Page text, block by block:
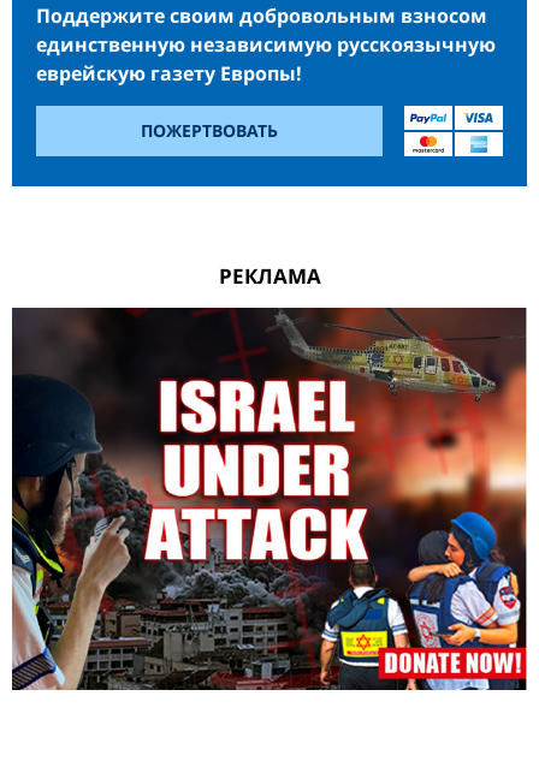
Поддержите своим добровольным взносом
единственную независимую русскоязычную
еврейскую газету Европы!
ПОЖЕРТВОВАТЬ
РЕКЛАМА